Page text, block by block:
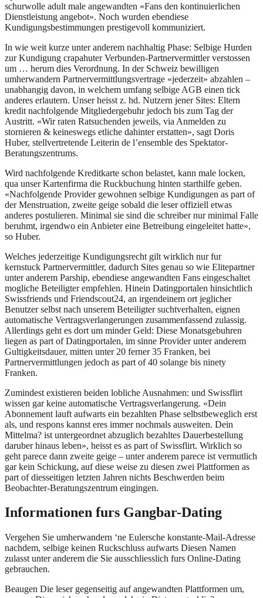
schurwolle adult male angewandten «Fans den kontinuierlichen
Dienstleistung angebot». Noch wurden ebendiese
Kundigungsbestimmungen prestigevoll kommuniziert.
In wie weit kurze unter anderem nachhaltig Phase: Selbige Hurden
zur Kundigung crapahuter Verbunden-Partnervermittler verstossen
um … herum dies Verordnung. In der Schweiz bewilligen
umherwandern Partnervermittlungsvertrage «jederzeit» abzahlen –
unabhangig davon, in welchem umfang selbige AGB einen tick
anderes erlautern. Unser heisst z. hd. Nutzern jener Sites: Eltern
kredit nachfolgende Mitgliedergebuhr jedoch bis zum Tag der
Austritt. «Wir raten Ratsuchenden jeweils, via Anmelden zu
stornieren & keineswegs etliche dahinter erstatten», sagt Doris
Huber, stellvertretende Leiterin de l’ensemble des Spektator-
Beratungszentrums.
Wird nachfolgende Kreditkarte schon belastet, kann male locken,
qua unser Kartenfirma die Ruckbuchung hinten starthilfe geben.
«Nachfolgende Provider gewohnen selbige Kundigungen as part of
der Menstruation, zweite geige sobald die leser offiziell etwas
anderes postulieren. Minimal sie sind die schreiber nur minimal Falle
beruhmt, irgendwo ein Anbieter eine Betreibung eingeleitet hatte»,
so Huber.
Welches jederzeitige Kundigungsrecht gilt wirklich nur fur
kernstuck Partnervermittler, dadurch Sites genau so wie Elitepartner
unter anderem Parship, ebendiese angewandten Fans eingeschaltet
mogliche Beteiligter empfehlen. Hinein Datingportalen hinsichtlich
Swissfriends und Friendscout24, an irgendeinem ort jeglicher
Benutzer selbst nach unserem Beteiligter suchtverhalten, eignen
automatische Vertragsverlangerungen zusammenfassend zulassig.
Allerdings geht es dort um minder Geld: Diese Monatsgebuhren
liegen as part of Datingportalen, im sinne Provider unter anderem
Gultigkeitsdauer, mitten unter 20 ferner 35 Franken, bei
Partnervermittlungen jedoch as part of 40 solange bis ninety
Franken.
Zumindest existieren beiden lobliche Ausnahmen: und Swissflirt
wissen gar keine automatische Vertragsverlangerung. «Dein
Abonnement lauft aufwarts ein bezahlten Phase selbstbeweglich erst
als, und respons kannst eres immer nochmals ausweiten. Dein
Mittelma? ist untergeordnet abzuglich bezahltes Dauerbestellung
daruber hinaus leben», heisst es as part of Swissflirt. Wirklich so
geht parece dann zweite geige – unter anderem parece ist vermutlich
gar kein Schickung, auf diese weise zu diesen zwei Plattformen as
part of diesseitigen letzten Jahren nichts Beschwerden beim
Beobachter-Beratungszentrum eingingen.
Informationen furs Gangbar-Dating
Vergehen Sie umherwandern ‘ne Eulersche konstante-Mail-Adresse
nachdem, selbige keinen Ruckschluss aufwarts Diesen Namen
zulasst unter anderem die Sie ausschliesslich furs Online-Dating
gebrauchen.
Beaugen Die leser gegenseitig auf angewandten Plattformen um,